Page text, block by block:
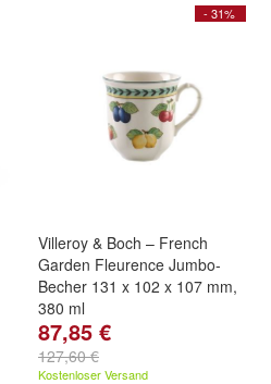
- 31%
Villeroy & Boch – French
Garden Fleurence Jumbo-
Becher 131 x 102 x 107 mm,
380 ml
87,85 €
127,60 €
Kostenloser Versand